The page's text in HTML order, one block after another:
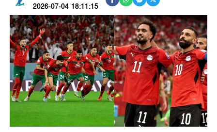
2026-07-04 18:11:15